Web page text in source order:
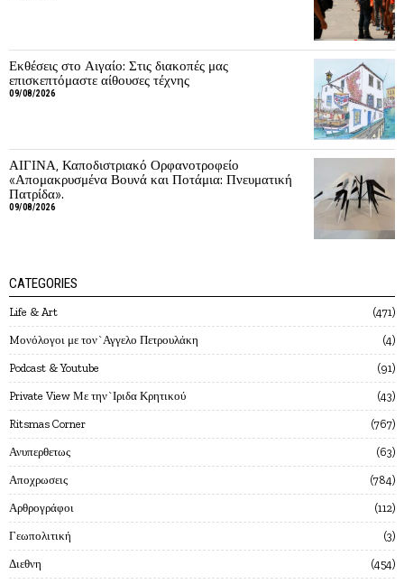
Εκθέσεις στο Αιγαίο: Στις διακοπές μας
επισκεπτόμαστε αίθουσες τέχνης
09/08/2026
ΑΙΓΙΝΑ, Καποδιστριακό Ορφανοτροφείο
«Απομακρυσμένα Βουνά και Ποτάμια: Πνευματική
Πατρίδα».
09/08/2026
CATEGORIES
Life & Art 471
Mονόλογοι με τον`Αγγελο Πετρουλάκη 4
Podcast & Youtube 91
Private View Με την`Ιριδα Κρητικού 43
Ritsmas Corner 767
Ανυπερθετως 63
Αποχρωσεις 784
Αρθρογράφοι 112
Γεωπολιτική 3
Διεθνη 454